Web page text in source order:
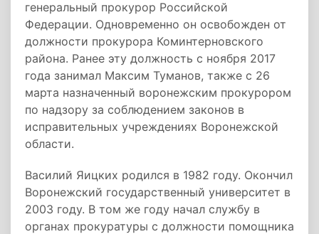
генеральный прокурор Российской
Федерации. Одновременно он освобожден от
должности прокурора Коминтерновского
района. Ранее эту должность с ноября 2017
года занимал Максим Туманов, также с 26
марта назначенный воронежским прокурором
по надзору за соблюдением законов в
исправительных учреждениях Воронежской
области.
Василий Яицких родился в 1982 году. Окончил
Воронежский государственный университет в
2003 году. В том же году начал службу в
органах прокуратуры с должности помощника